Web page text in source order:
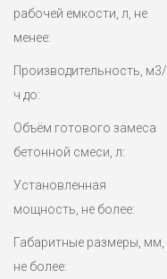
рабочей емкости, л, не
менее:
Производительность, м3/
ч до:
Объём готового замеса
бетонной смеси, л:
Установленная
мощность, не более:
Габаритные размеры, мм,
не более: